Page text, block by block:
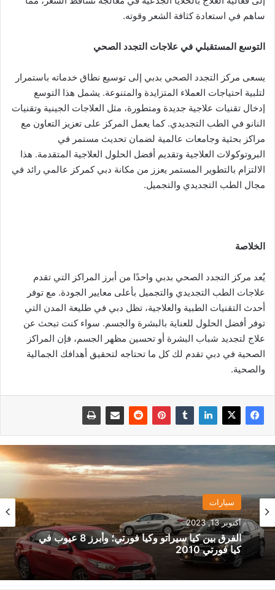
ساهم في استعادة كثافة الشعر وقوته.
التوسع المستقبلي في علاجات التجدد الصحي
يسعى مركز التجدد الصحي بدبي إلى توسيع نطاق خدماته باستمرار
لتلبية احتياجات العملاء المتزايدة والمتنوعة. يشمل هذا التوسع
إدخال تقنيات علاجية جديدة ومتطورة، مثل العلاجات الجينية وتقنيات
النانو في الطب التجديدي. كما يعمل المركز على تعزيز التعاون مع
مراكز بحثية وجامعات عالمية لضمان تحديث مستمر في
البروتوكولات العلاجية وتقديم أفضل الحلول العلاجية المتقدمة. هذا
الالتزام بالتطوير المستمر يعزز من مكانة دبي كمركز عالمي رائد في
مجال الطب التجديدي والتجميل.
الخلاصة
يُعد مركز التجدد الصحي بدبي واحدًا من أبرز المراكز التي تقدم
علاجات الطب التجديدي والتجميل بأعلى معايير الجودة. مع توفر
أحدث التقنيات الطبية والعلاجية، تظل دبي في طليعة المدن التي
توفر أفضل الحلول للعناية بالبشرة والجسم. سواء كنت تبحث عن
علاج لتجديد شباب البشرة أو تحسين مظهر الجسم، فإن المراكز
الصحية في دبي تقدم لك كل ما تحتاجه لتحقيق أهدافك الجمالية
والصحية.
سيارات
أكتوبر 13, 2023
الفرق بين كيا سيراتو وكيا فورتي؛ وأبرز 8 عيوب في
كيا فورتي 2010
خليجي
سبتمبر 8, 2023